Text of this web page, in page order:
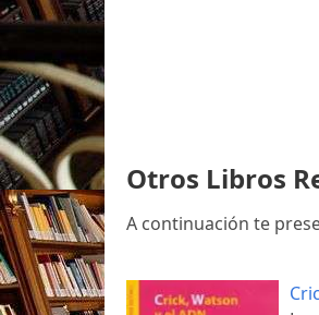
Otros Libros
A continuación te